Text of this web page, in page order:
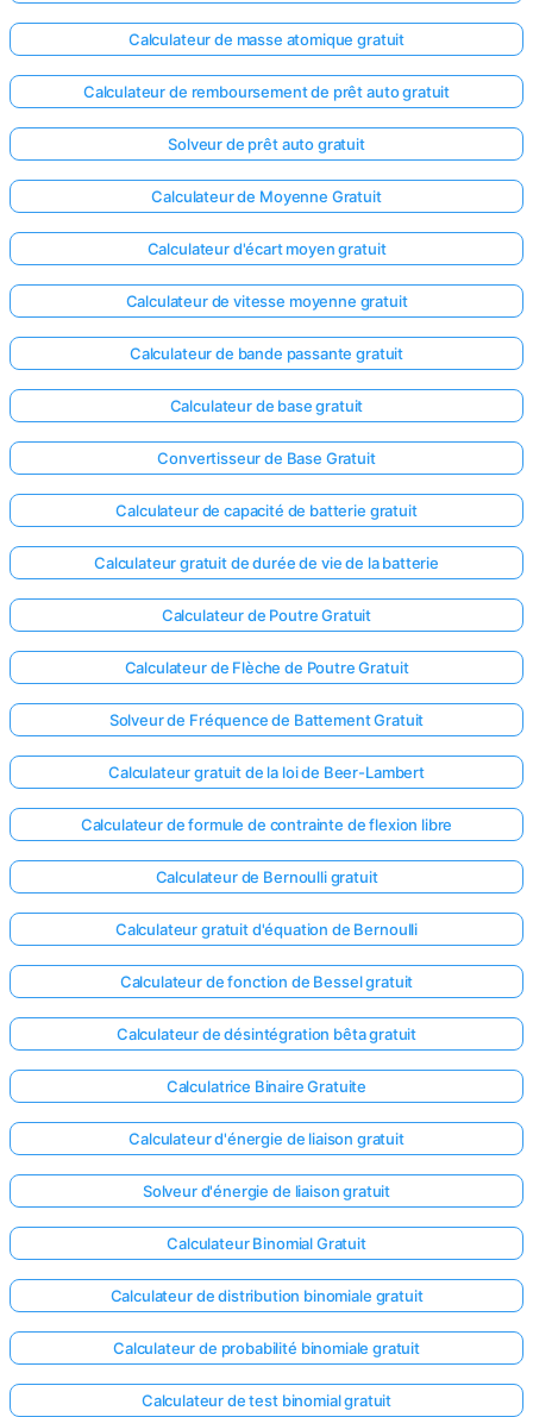
le
Posez
votre
Calculateur de masse atomique gratuit
Calculateur de remboursement de prêt auto gratuit
Solveur de prêt auto gratuit
Calculateur de Moyenne Gratuit
Calculateur d'écart moyen gratuit
Calculateur de vitesse moyenne gratuit
Calculateur de bande passante gratuit
Calculateur de base gratuit
Convertisseur de Base Gratuit
Calculateur de capacité de batterie gratuit
Calculateur gratuit de durée de vie de la batterie
Calculateur de Poutre Gratuit
Calculateur de Flèche de Poutre Gratuit
Solveur de Fréquence de Battement Gratuit
Calculateur gratuit de la loi de Beer-Lambert
Calculateur de formule de contrainte de flexion libre
Calculateur de Bernoulli gratuit
Calculateur gratuit d'équation de Bernoulli
Calculateur de fonction de Bessel gratuit
Calculateur de désintégration bêta gratuit
Calculatrice Binaire Gratuite
Calculateur d'énergie de liaison gratuit
Solveur d'énergie de liaison gratuit
Calculateur Binomial Gratuit
Calculateur de distribution binomiale gratuit
Calculateur de probabilité binomiale gratuit
Calculateur de test binomial gratuit